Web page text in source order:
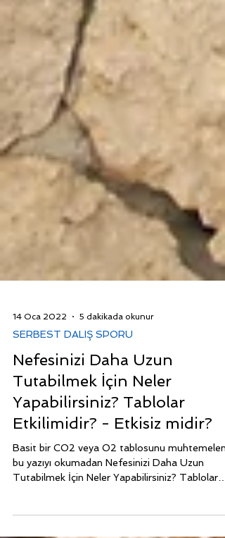
14 Oca 2022 5 dakikada okunur
SERBEST DALIŞ SPORU
Nefesinizi Daha Uzun
Tutabilmek İçin Neler
Yapabilirsiniz? Tablolar
Basit bir CO2 veya O2 tablosunu muhtemelen